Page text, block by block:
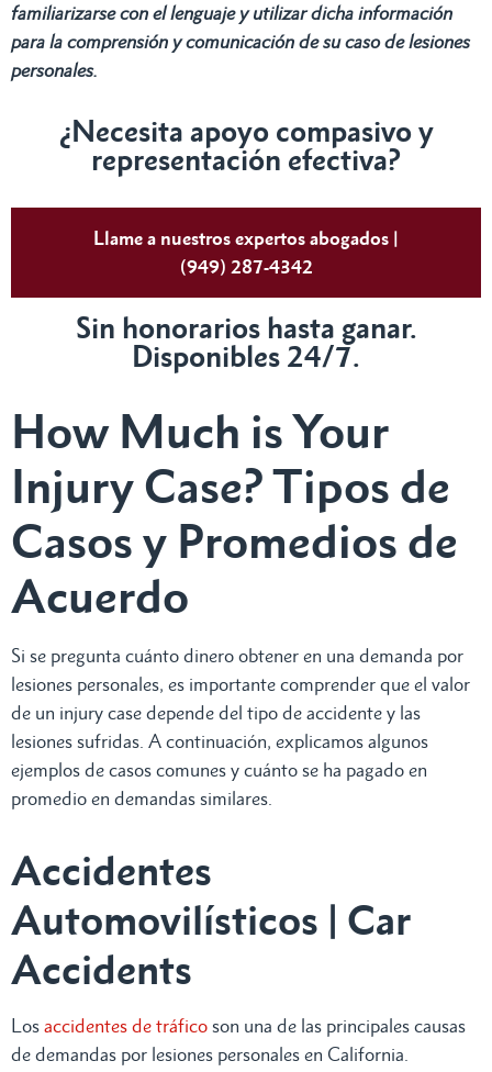
familiarizarse con el lenguaje y utilizar dicha información
para la comprensión y comunicación de su caso de lesiones
personales.
¿Necesita apoyo compasivo y
representación efectiva?
Llame a nuestros expertos abogados |
(949) 287-4342
Sin honorarios hasta ganar.
Disponibles 24/7.
How Much is Your
Injury Case? Tipos de
Casos y Promedios de
Acuerdo
Si se pregunta cuánto dinero obtener en una demanda por
lesiones personales, es importante comprender que el valor
de un injury case depende del tipo de accidente y las
lesiones sufridas. A continuación, explicamos algunos
ejemplos de casos comunes y cuánto se ha pagado en
promedio en demandas similares.
Accidentes
Automovilísticos | Car
Accidents
Los accidentes de tráfico son una de las principales causas
de demandas por lesiones personales en California.